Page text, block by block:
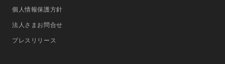
個人情報保護方針
法人さまお問合せ
プレスリリース